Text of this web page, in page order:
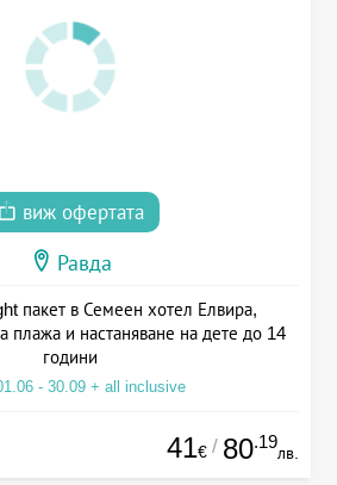
виж офертата
Равда
пакет в Семеен хотел Елвира,
плажа и настаняване на дете до 14
години
- 30.09 + all inclusive
41€ / 80.19
лв.